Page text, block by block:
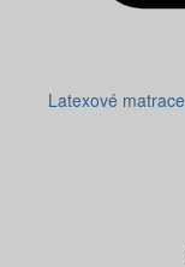
Latexové matrace